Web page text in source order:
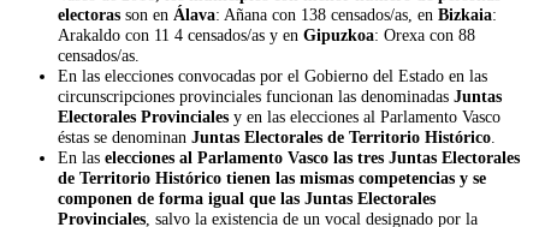
electoras son en Álava: Añana con 138 censados/as, en Bizkaia:
Arakaldo con 11 4 censados/as y en Gipuzkoa: Orexa con 88
censados/as.
En las elecciones convocadas por el Gobierno del Estado en las
circunscripciones provinciales funcionan las denominadas Juntas
Electorales Provinciales y en las elecciones al Parlamento Vasco
éstas se denominan Juntas Electorales de Territorio Histórico.
En las elecciones al Parlamento Vasco las tres Juntas Electorales
de Territorio Histórico tienen las mismas competencias y se
componen de forma igual que las Juntas Electorales
Provinciales, salvo la existencia de un vocal designado por la